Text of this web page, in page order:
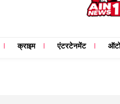
क्राइम एंटरटेनमेंट ऑटो